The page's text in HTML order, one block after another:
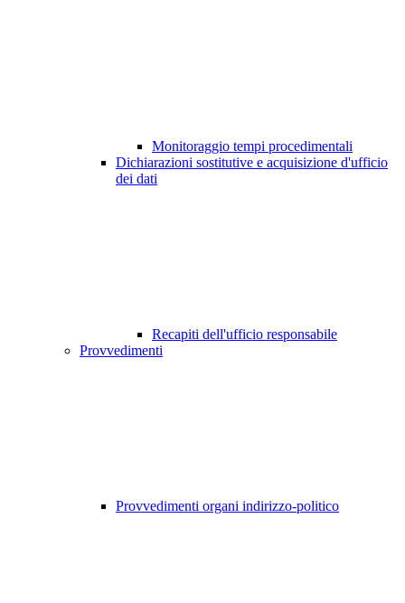
Monitoraggio tempi procedimentali
Dichiarazioni sostitutive e acquisizione d'ufficio
dei dati
Recapiti dell'ufficio responsabile
Provvedimenti
Provvedimenti organi indirizzo-politico